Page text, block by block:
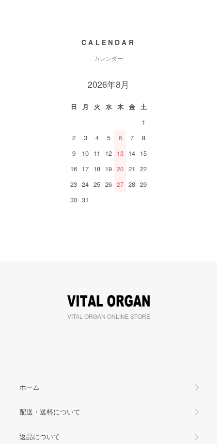
CALENDAR
カレンダー
2026年8月
日 月 火 水 木 金
土
1
2
3 4 5 6 7
8
9
10 11 12 13 14 15
16 17 18 19 20 21
22
23 24 25 26 27 28 29
30 31
VITAL ORGAN ONLINE STORE
ホーム
配送・送料について
返品について